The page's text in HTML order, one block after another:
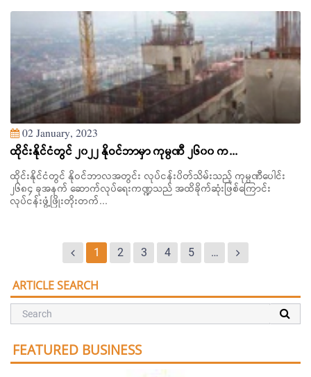
02 January, 2023
ထိုင်းနိုင်ငံတွင် ၂၀၂၂ နိုဝင်ဘာမှာ ကုမ္ပဏီ ၂၆၀၀ က...
ထိုင်းနိုင်ငံတွင် နိုဝင်ဘာလအတွင်း လုပ်ငန်းပိတ်သိမ်းသည့် ကုမ္ပဏီပေါင်း
၂၆၈၄ ခုအနက် ဆောက်လုပ်ရေးကဏ္ဍသည် အထိခိုက်ဆုံးဖြစ်ကြောင်း
လုပ်ငန်းဖွံ့ဖြိုးတိုးတက်...
1 2 3 4 5 …
ARTICLE SEARCH
FEATURED BUSINESS